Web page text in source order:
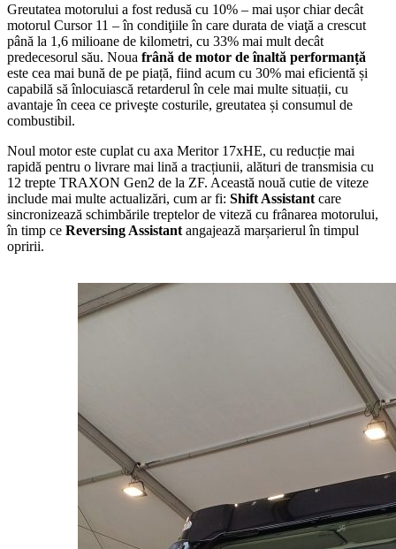
Greutatea motorului a fost redusă cu 10% – mai ușor chiar decât
motorul Cursor 11 – în condiţiile în care durata de viaţă a crescut
până la 1,6 milioane de kilometri, cu 33% mai mult decât
predecesorul său. Noua frână de motor de înaltă performanță
este cea mai bună de pe piață, fiind acum cu 30% mai eficientă și
capabilă să înlocuiască retarderul în cele mai multe situații, cu
avantaje în ceea ce priveşte costurile, greutatea și consumul de
combustibil.
Noul motor este cuplat cu axa Meritor 17xHE, cu reducție mai
rapidă pentru o livrare mai lină a tracțiunii, alături de transmisia cu
12 trepte TRAXON Gen2 de la ZF. Această nouă cutie de viteze
include mai multe actualizări, cum ar fi: Shift Assistant care
sincronizează schimbările treptelor de viteză cu frânarea motorului,
în timp ce Reversing Assistant angajează marșarierul în timpul
opririi.